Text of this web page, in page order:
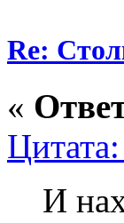
Re:
«
И